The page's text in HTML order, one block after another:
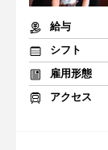
給与
シフト
雇用形態
アクセス